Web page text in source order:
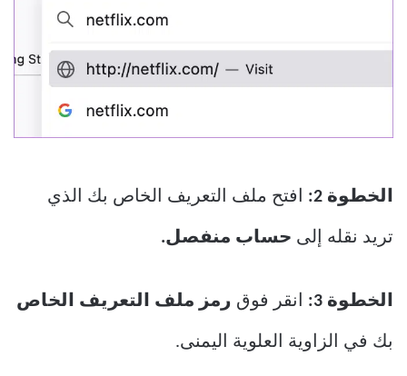
الخطوة 2: افتح ملف التعريف الخاص بك الذي
تريد نقله إلى حساب منفصل.
الخطوة 3: انقر فوق رمز ملف التعريف الخاص
بك في الزاوية العلوية اليمنى.